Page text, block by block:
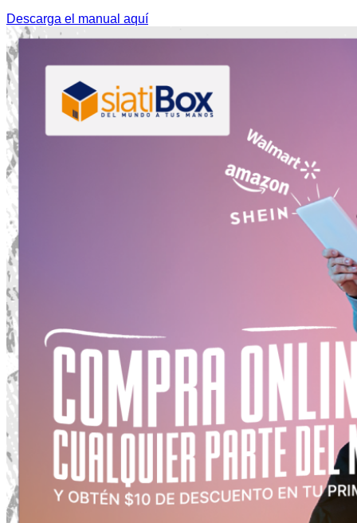
Descarga el manual aquí